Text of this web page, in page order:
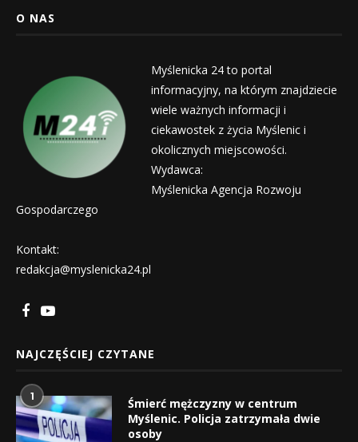
O NAS
Myślenicka 24 to portal
informacyjny, na którym znajdziecie
wiele ważnych informacji i
ciekawostek z życia Myślenic i
okolicznych miejscowości.
Wydawca:
Myślenicka Agencja Rozwoju
Gospodarczego
Kontakt:
redakcja@myslenicka24.pl
NAJCZĘŚCIEJ CZYTANE
1
Śmierć mężczyzny w centrum
Myślenic. Policja zatrzymała dwie
osoby